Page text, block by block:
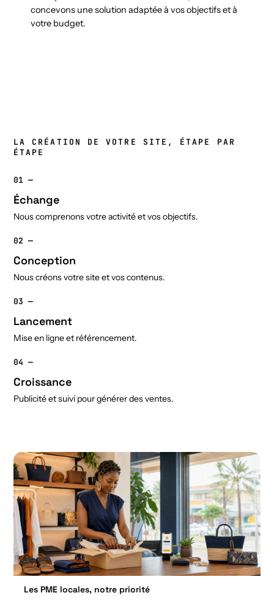
concevons une solution adaptée à vos objectifs et à
votre budget.
LA CRÉATION DE VOTRE SITE, ÉTAPE PAR
ÉTAPE
01 —
Échange
Nous comprenons votre activité et vos objectifs.
02 —
Conception
Nous créons votre site et vos contenus.
03 —
Lancement
Mise en ligne et référencement.
04 —
Croissance
Publicité et suivi pour générer des ventes.
Les PME locales, notre priorité